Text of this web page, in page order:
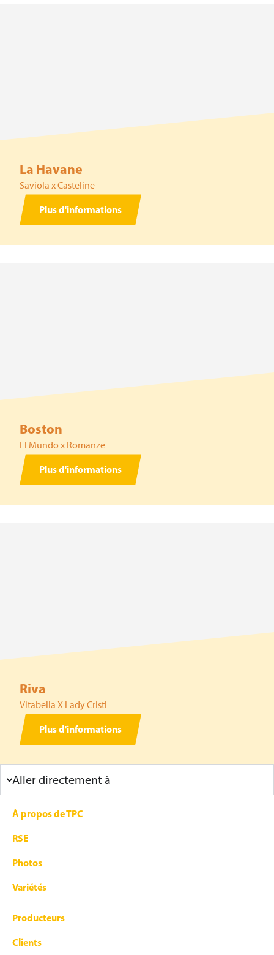
La Havane
Saviola x Casteline
Plus d'informations
Boston
El Mundo x Romanze
Plus d'informations
Riva
Vitabella X Lady Cristl
Plus d'informations
Aller directement à
À propos de TPC
RSE
Photos
Variétés
Producteurs
Clients